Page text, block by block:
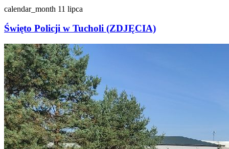
calendar_month 11 lipca
Święto Policji w Tucholi (ZDJĘCIA)